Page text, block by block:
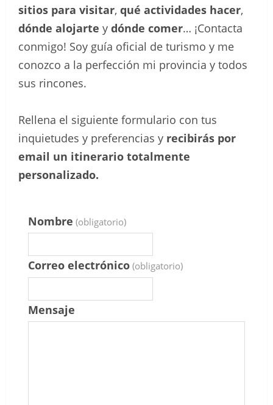
sitios para visitar, qué actividades hacer,
dónde alojarte y dónde comer… ¡Contacta
conmigo! Soy guía oficial de turismo y me
conozco a la perfección mi provincia y todos
sus rincones.
Rellena el siguiente formulario con tus
inquietudes y preferencias y recibirás por
email un itinerario totalmente
personalizado.
Nombre (obligatorio)
Correo electrónico (obligatorio)
Mensaje